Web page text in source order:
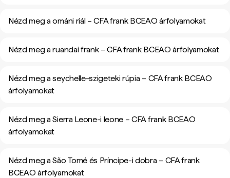
Nézd meg a ománi riál – CFA frank BCEAO árfolyamokat
Nézd meg a ruandai frank – CFA frank BCEAO árfolyamokat
Nézd meg a seychelle-szigeteki rúpia – CFA frank BCEAO
árfolyamokat
Nézd meg a Sierra Leone-i leone – CFA frank BCEAO
árfolyamokat
Nézd meg a São Tomé és Príncipe-i dobra – CFA frank
BCEAO árfolyamokat